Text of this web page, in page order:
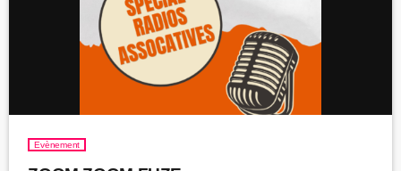
Evènement